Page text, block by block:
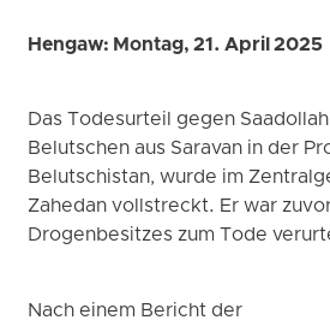
Hengaw: Montag, 21. April 2025
Das Todesurteil gegen
Belutschen aus Saravan in der
Belutschistan, wurde im
Zahedan vollstreckt. Er war
Drogenbesitzes zum Tode
Nach einem Bericht der